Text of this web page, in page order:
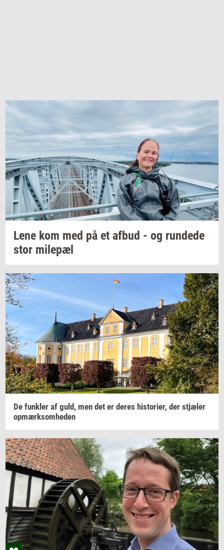
Lene kom med på et afbud - og run­de­de
stor milepæl
De funk­ler af guld, men det er deres hi­sto­ri­er, der stjæ­ler
op­mærk­som­he­den